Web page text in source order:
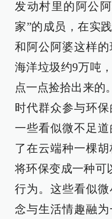
发动村里的阿公
家”的成员，在实
和阿公阿婆这样
海洋垃圾约9万吨
点一点捡拾出来的
时代群众参与环
一些看似微不足
了在云端种一棵
将环保变成一种可
行为。这些看似
念与生活情趣融